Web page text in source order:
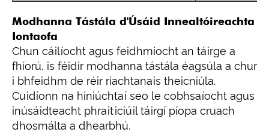
Modhanna Tástála d'Úsáid Innealtóireachta
Iontaofa
Chun cáilíocht agus feidhmíocht an táirge a
fhíorú, is féidir modhanna tástála éagsúla a chur
i bhfeidhm de réir riachtanais theicniúla.
Cuidíonn na hiniúchtaí seo le cobhsaíocht agus
inúsáidteacht phraiticiúil táirgí píopa cruach
dhosmálta a dhearbhú.